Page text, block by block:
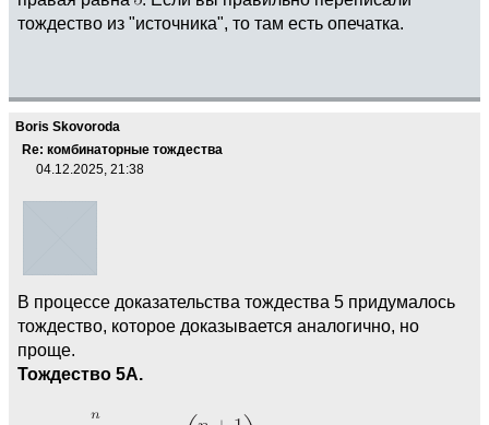
тождество из "источника", то там есть опечатка.
Boris Skovoroda
Re: комбинаторные тождества
04.12.2025, 21:38
В процессе доказательства тождества 5 придумалось
тождество, которое доказывается аналогично, но
проще.
Тождество 5А.